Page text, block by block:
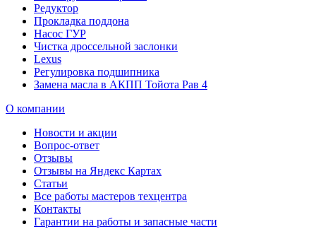
Редуктор
Прокладка поддона
Насос ГУР
Чистка дроссельной заслонки
Lexus
Регулировка подшипника
Замена масла в АКПП Тойота Рав 4
О компании
Новости и акции
Вопрос-ответ
Отзывы
Отзывы на Яндекс Картах
Статьи
Все работы мастеров техцентра
Контакты
Гарантии на работы и запасные части